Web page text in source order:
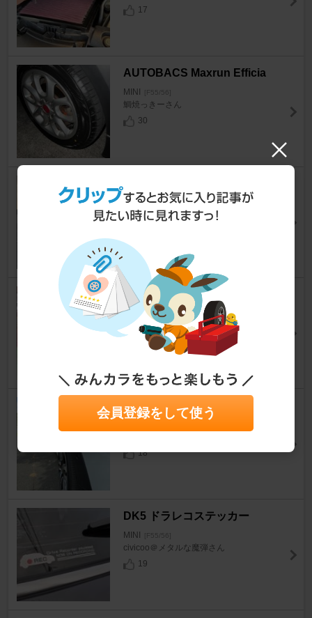
17
AUTOBACS Maxrun Efficia
MINI [F55/56]
鯛焼っきーさん
30
MINI [F55/56]
ぷり@プニプニさん
REMUS レムスマフラー
MINI [F55/56]
ぷり@プニプニさん
15
Z.S.S. Racing Div スペーサー
18
DK5 ドラレコステッカー
MINI [F55/56]
civicoo＠メタルな魔弾さん
19
会員登録をして使う